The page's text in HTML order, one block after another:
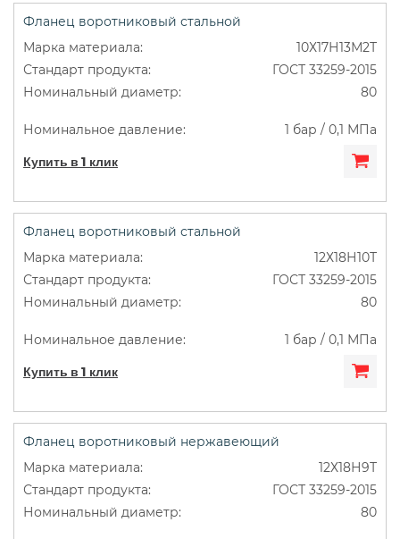
Фланец воротниковый стальной
10Х17Н13М2Т
ГОСТ 33259-2015
80
1 бар / 0,1 МПа
Купить в 1 клик
Фланец воротниковый стальной
12Х18Н10Т
ГОСТ 33259-2015
80
1 бар / 0,1 МПа
Купить в 1 клик
Фланец воротниковый нержавеющий
12Х18Н9Т
ГОСТ 33259-2015
80